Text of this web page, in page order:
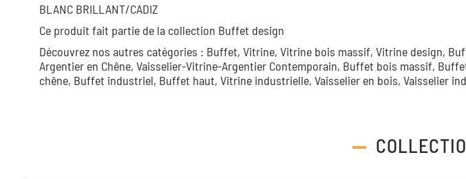
BLANC BRILLANT/CADIZ
Ce produit fait partie de la collection Buffet design
Découvrez nos autres catégories : Buffet, Vitrine, Vitrine bois massif, Vitrine design,
Argentier en Chêne, Vaisselier-Vitrine-Argentier Contemporain, Buffet bois massif,
chêne, Buffet industriel, Buffet haut, Vitrine industrielle, Vaisselier en bois, Vaisselier